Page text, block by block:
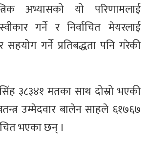
अभ्यासको यो परिणामलाई
गर्ने र निर्वाचित मेयरलाई
गर्ने प्रतिबद्धता पनि गरेकी
३८३४१ मतका साथ दोस्रो भएकी
उम्मेदवार बालेन साहले ६१७६७
भएका छन् ।